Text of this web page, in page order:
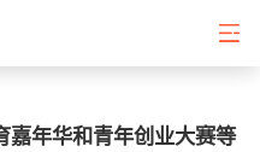
嘉年华和青年创业大赛等